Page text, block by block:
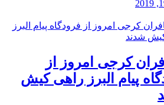
کرجی امروز از
پیام البرز راهی کیش